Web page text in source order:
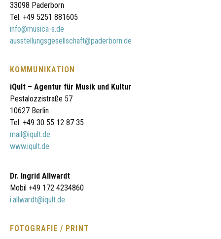
33098 Paderborn
Tel. +49 5251 881605
info@musica-s.de
ausstellungsgesellschaft@paderborn.de
KOMMUNIKATION
iQult – Agentur für Musik und Kultur
Pestalozzistraße 57
10627 Berlin
Tel. +49 30 55 12 87 35
mail@iqult.de
www.iqult.de
Dr. Ingrid Allwardt
Mobil +49 172 4234860
i.allwardt@iqult.de
FOTOGRAFIE / PRINT